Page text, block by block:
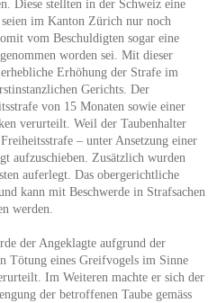
Diese stellten in der Schweiz eine
im Kanton Zürich nur noch
vom Beschuldigten sogar eine
worden sei. Mit dieser
Erhöhung der Strafe im
Gerichts. Der
von 15 Monaten sowie einer
verurteilt. Weil der Taubenhalter
– unter Ansetzung einer
aufzuschieben. Zusätzlich wurden
auferlegt. Das obergerichtliche
kann mit Beschwerde in Strafsachen
werden.
der Angeklagte aufgrund der
Tötung eines Greifvogels im Sinne
Im Weiteren machte er sich der
der betroffenen Taube gemäss